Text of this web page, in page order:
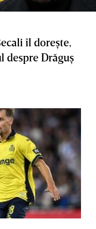
îl doreşte,
despre Drăguş